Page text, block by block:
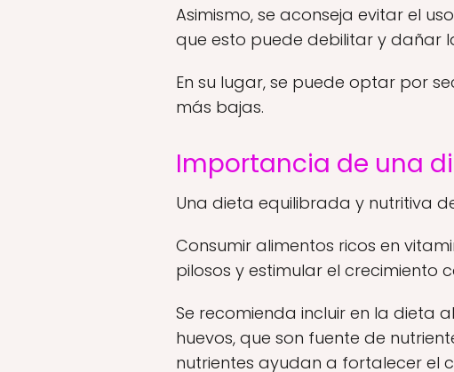
Asimismo, se aconseja evitar el
que esto puede debilitar y dañar
En su lugar, se puede optar por
más bajas.
Importancia de una
Una dieta equilibrada y nutritiva
Consumir alimentos ricos en
pilosos y estimular el crecimiento
Se recomienda incluir en la dieta
huevos, que son fuente de
nutrientes ayudan a fortalecer el